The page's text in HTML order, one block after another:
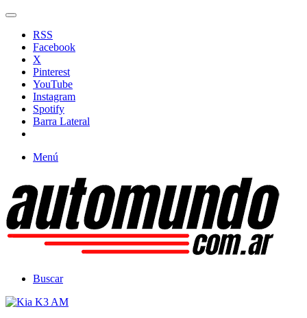
RSS
Facebook
X
Pinterest
YouTube
Instagram
Spotify
Barra Lateral
Menú
Buscar